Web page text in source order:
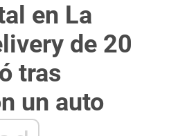
en La
de 20
tras
un auto